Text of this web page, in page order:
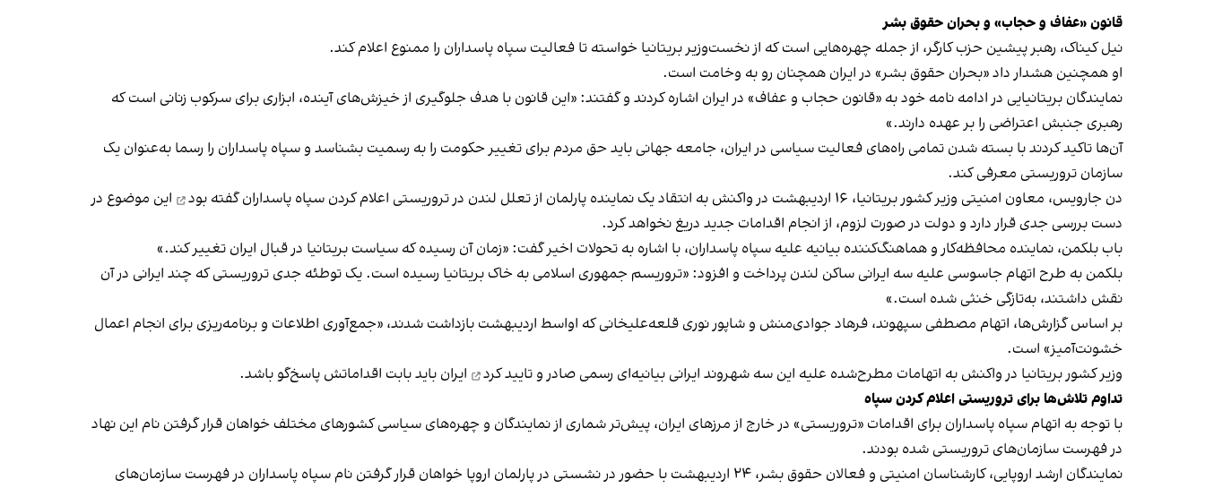
قانون «عفاف و حجاب» و بحران حقوق بشر
نیل کیناک، رهبر پیشین حزب کارگر، از جمله چهره‌هایی است که از نخست‌وزیر بریتانیا خواسته تا فعالیت سپاه پاسداران را ممنوع اعلام کند.
او همچنین هشدار داد «بحران حقوق بشر» در ایران همچنان رو به وخامت است.
نمایندگان بریتانیایی در ادامه نامه خود به «قانون حجاب و عفاف» در ایران اشاره کردند و گفتند: «این قانون با هدف جلوگیری از خیزش‌های آینده، ابزاری برای سرکوب زنانی است که
رهبری جنبش اعتراضی را بر عهده دارند.»
آن‌ها تاکید کردند با بسته شدن تمامی راه‌های فعالیت سیاسی در ایران، جامعه جهانی باید حق مردم برای تغییر حکومت را به رسمیت بشناسد و سپاه پاسداران را رسما به‌عنوان یک
سازمان تروریستی معرفی کند.
دن جارویس، معاون امنیتی وزیر کشور بریتانیا، ۱۶ اردیبهشت در واکنش به انتقاد یک نماینده پارلمان از تعلل لندن در تروریستی اعلام کردن سپاه پاسداران
گفته بود
این موضوع در
دست بررسی جدی قرار دارد و دولت در صورت لزوم، از انجام اقدامات جدید دریغ نخواهد کرد.
باب بلکمن، نماینده محافظه‌کار و هماهنگ‌کننده بیانیه علیه سپاه پاسداران، با اشاره به تحولات اخیر گفت: «زمان آن رسیده که سیاست بریتانیا در قبال ایران تغییر کند.»
بلکمن به طرح اتهام جاسوسی علیه سه ایرانی ساکن لندن پرداخت و افزود: «تروریسم جمهوری اسلامی به خاک بریتانیا رسیده است. یک توطئه جدی تروریستی که چند ایرانی در آن
نقش داشتند، به‌تازگی خنثی شده است.»
بر اساس گزارش‌ها، اتهام مصطفی سپهوند، فرهاد جوادی‌منش و شاپور نوری قلعه‌علیخانی که اواسط اردیبهشت بازداشت شدند، «جمع‌آوری اطلاعات و برنامه‌ریزی برای انجام اعمال
خشونت‌آمیز» است.
وزیر کشور بریتانیا در واکنش به اتهامات مطرح‌شده علیه این سه شهروند ایرانی بیانیه‌ای رسمی صادر و تایید کرد
ایران باید بابت اقداماتش پاسخ‌گو باشد.
تداوم تلاش‌ها برای تروریستی اعلام کردن سپاه
با توجه به اتهام سپاه پاسداران برای اقدامات «تروریستی» در خارج از مرزهای ایران، پیش‌تر شماری از نمایندگان و چهره‌های سیاسی کشورهای مختلف خواهان قرار گرفتن نام این نهاد
در فهرست سازمان‌های تروریستی شده بودند.
نمایندگان ارشد اروپایی، کارشناسان امنیتی و فعالان حقوق بشر، ۲۴ اردیبهشت با حضور در نشستی در پارلمان اروپا خواهان قرار گرفتن نام سپاه پاسداران در
فهرست سازمان‌های